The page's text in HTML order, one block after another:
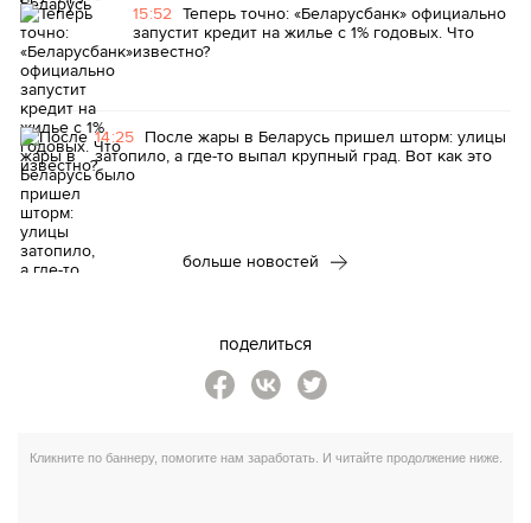
15:52 Теперь точно: «Беларусбанк» официально
запустит кредит на жилье с 1% годовых. Что
известно?
14:25 После жары в Беларусь пришел шторм: улицы
затопило, а где-то выпал крупный град. Вот как это
было
больше новостей
поделиться